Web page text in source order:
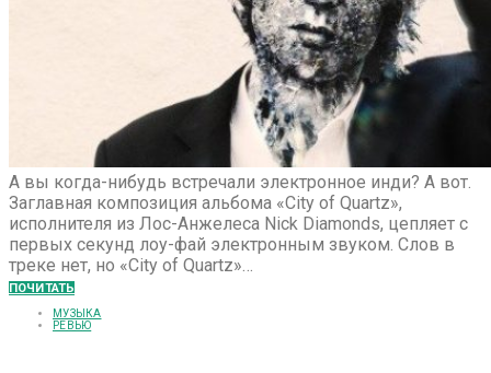
А вы когда-нибудь встречали электронное инди? А вот.
Заглавная композиция альбома «City of Quartz»,
исполнителя из Лос-Анжелеса Nick Diamonds, цепляет с
первых секунд лоу-фай электронным звуком. Слов в
треке нет, но «City of Quartz»…
ПОЧИТАТЬ
МУЗЫКА
РЕВЬЮ